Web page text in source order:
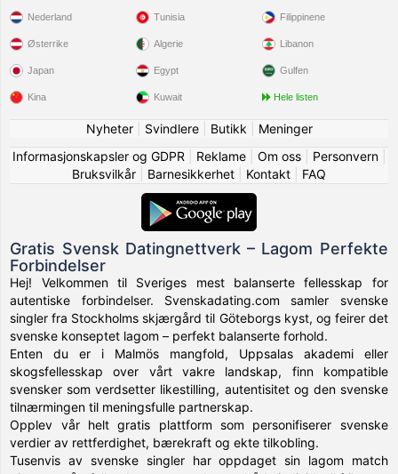
Nederland
Østerrike
Japan
Kina
Tunisia
Algerie
Egypt
Kuwait
Filippinene
Libanon
Gulfen
Hele listen
Nyheter| Svindlere| Butikk
Meninger
Informasjonskapsler og GDPR
Reklame| Om oss| Personvern|
Bruksvilkår
Barnesikkerhet Kontakt FAQ
Gratis Svensk Datingnettverk – Lagom Perfekte
Forbindelser
Hej! Velkommen til Sveriges mest balanserte fellesskap for
autentiske forbindelser. Svenskadating.com samler svenske
singler fra Stockholms skjærgård til Göteborgs kyst, og feirer det
svenske konseptet lagom – perfekt balanserte forhold.
Enten du er i Malmös mangfold, Uppsalas akademi eller
skogsfellesskap over vårt vakre landskap, finn kompatible
svensker som verdsetter likestilling, autentisitet og den svenske
tilnærmingen til meningsfulle partnerskap.
Opplev vår helt gratis plattform som personifiserer svenske
verdier av rettferdighet, bærekraft og ekte tilkobling.
Tusenvis av svenske singler har oppdaget sin lagom match